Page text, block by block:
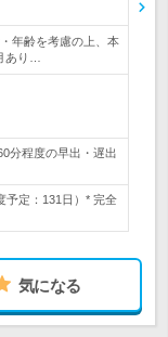
年齢を考慮の上、本
あり…
分程度の早出・遅出
定：131日）* 完全
気になる